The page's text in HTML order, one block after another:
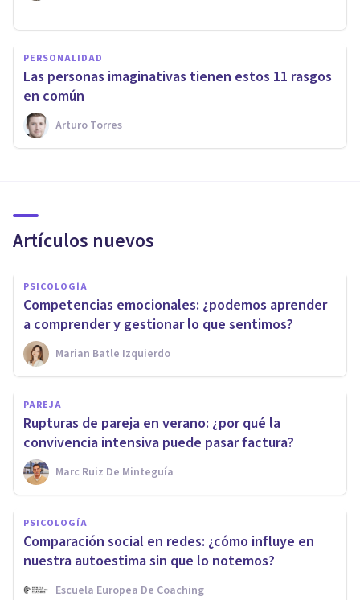
PERSONALIDAD
​Las personas imaginativas tienen estos 11 rasgos
en común
Arturo Torres
Artículos nuevos
PSICOLOGÍA
Competencias emocionales: ¿podemos aprender
a comprender y gestionar lo que sentimos?
Marian Batle Izquierdo
PAREJA
Rupturas de pareja en verano: ¿por qué la
convivencia intensiva puede pasar factura?
Marc Ruiz De Minteguía
PSICOLOGÍA
Comparación social en redes: ¿cómo influye en
nuestra autoestima sin que lo notemos?
Escuela Europea De Coaching